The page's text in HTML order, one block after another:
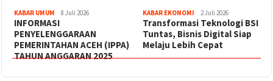
KABAR UMUM 8 Juli 2026
INFORMASI
PENYELENGGARAAN
PEMERINTAHAN ACEH (IPPA)
TAHUN ANGGARAN 2025
KABAR EKONOMI 2 Juli 2026
Transformasi Teknologi BSI
Tuntas, Bisnis Digital Siap
Melaju Lebih Cepat